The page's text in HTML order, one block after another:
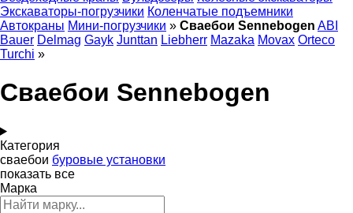
Экскаваторы-погрузчики Коленчатые подъемники
Автокраны Мини-погрузчики » Сваебои Sennebogen ABI
Bauer Delmag Gayk Junttan Liebherr Mazaka Movax Orteco
Turchi »
Сваебои Sennebogen
Категория
сваебои буровые установки
показать все
Марка